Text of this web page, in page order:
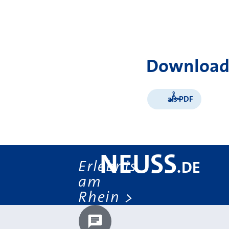
als PDF
Erlebnis
am
Rhein
NEUSS.DE